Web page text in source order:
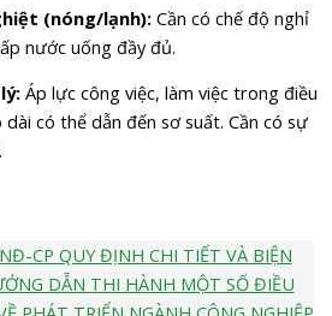
(nóng/lạnh):Cần có chế độ nghỉ
nước uống đầy đủ.
Áp lực công việc, làm việc trong điều
dài có thể dẫn đến sơ suất. Cần có sự